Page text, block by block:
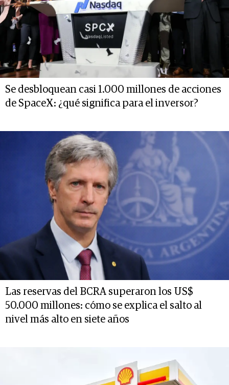
Se desbloquean casi 1.000 millones de acciones
de SpaceX: ¿qué significa para el inversor?
Las reservas del BCRA superaron los US$
50.000 millones: cómo se explica el salto al
nivel más alto en siete años